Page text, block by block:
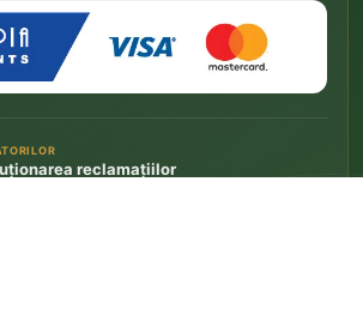
reclamațiilor